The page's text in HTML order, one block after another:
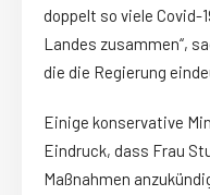
doppelt so viele Covid-
Landes zusammen“,
die die Regierung
Einige konservative
Eindruck, dass Frau
Maßnahmen